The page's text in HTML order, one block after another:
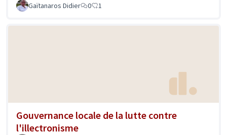
Gaïtanaros Didier 0 1
Gouvernance locale de la lutte contre
l'illectronisme